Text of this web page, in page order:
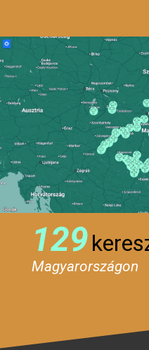
129
Magyarországon